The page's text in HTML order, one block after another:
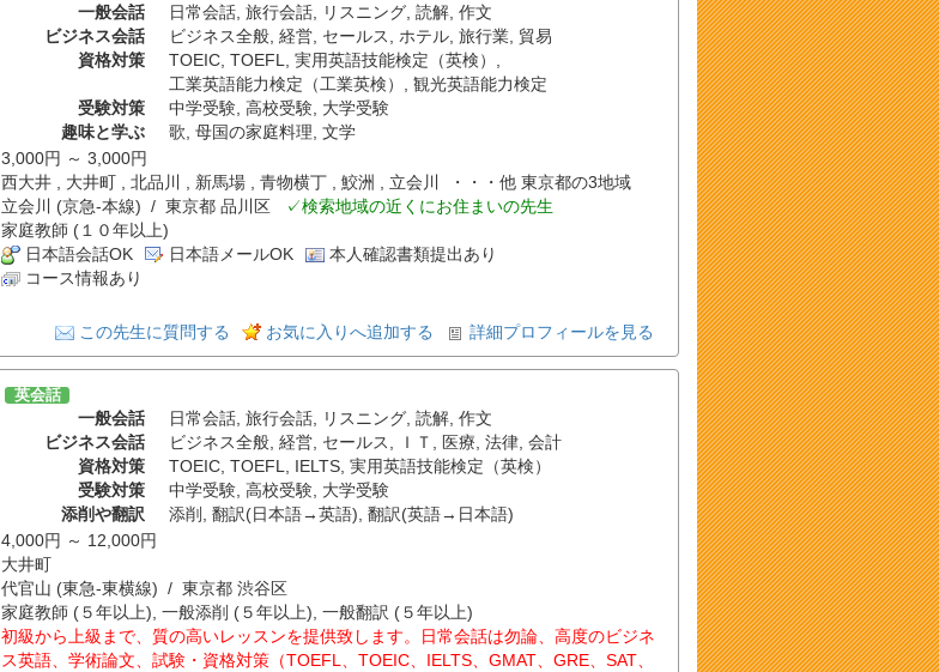
一般会話 日常会話, 旅行会話, リスニング, 読解, 作文
ビジネス会話
ビジネス全般, 経営, セールス ホテル, 旅行業, 貿易
資格対策
TOEIC, TOEFL 実用英語技能検定（英検）
工業英語能力検定（工業英検）
観光英語能力検定
受験対策
中学受験, 高校受験, 大学受験
趣味と学ぶ
歌 母国の家庭料理 文学
3,000円 ～ 3,000円
西大井 , 大井町 , 北品川 , 新馬場 , 青物横丁 , 鮫洲 , 立会川 ・・・他 東京都の3地域
立会川 (京急-本線) / 東京都 品川区
✓検索地域の近くにお住まいの先生
家庭教師 (１０年以上)
日本語会話OK 日本語メールOK
本人確認書類提出あり
コース情報あり
この先生に質問する お気に入りへ追加する 詳細プロフィールを見る
英会話
一般会話 日常会話, 旅行会話, リスニング, 読解, 作文
ビジネス会話
ビジネス全般, 経営, セールス ＩＴ 医療 法律, 会計
資格対策
TOEIC, TOEFL IELTS, 実用英語技能検定（英検）
受験対策
中学受験, 高校受験, 大学受験
添削や翻訳
添削 翻訳(日本語→英語) 翻訳(英語→日本語)
4,000円 ～ 12,000円
大井町
代官山 (東急-東横線) / 東京都 渋谷区
家庭教師 (５年以上), 一般添削 (５年以上), 一般翻訳 (５年以上)
初級から上級まで、質の高いレッスンを提供致します。日常会話は勿論、高度のビジネ
ス英語、学術論文、試験・資格対策（TOEFL、TOEIC、IELTS、GMAT、GRE、SAT、